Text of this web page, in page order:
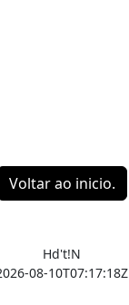
Voltar ao inicio.
Hd't!N
08-10T07:17:18Z